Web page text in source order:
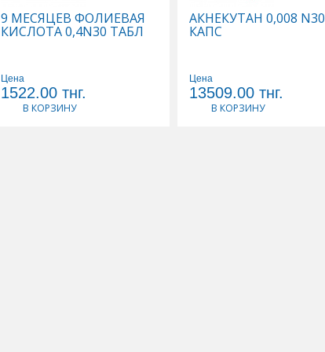
9 МЕСЯЦЕВ ФОЛИЕВАЯ
КИСЛОТА 0,4N30 ТАБЛ
Цена
1522.00 тнг.
В КОРЗИНУ
АКНЕКУТАН 0,008 N30
КАПС
Цена
13509.00 тнг.
В КОРЗИНУ